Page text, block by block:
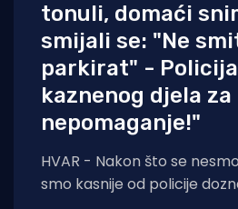
tonuli, domaći
smijali se: "Ne
parkirat" -
kaznenog djela za
nepomaganje!"
HVAR - Nakon što se
smo kasnije od policije